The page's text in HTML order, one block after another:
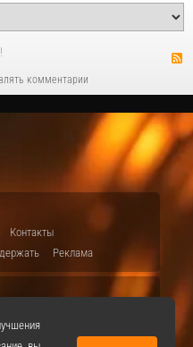
комментарии
Контакты
Реклама